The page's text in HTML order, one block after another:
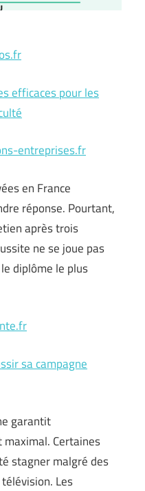
efficaces pour les
entreprises.fr
en France
réponse. Pourtant,
après trois
ne se joue pas
diplôme le plus
sa campagne
garantit
Certaines
stagner malgré des
Les